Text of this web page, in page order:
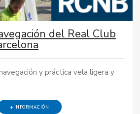
del Real Club
y práctica vela ligera y
+ INFORMACIÓN